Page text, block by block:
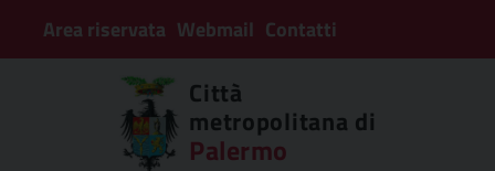
Area riservata Webmail Contatti
Città
metropolitana di
Palermo